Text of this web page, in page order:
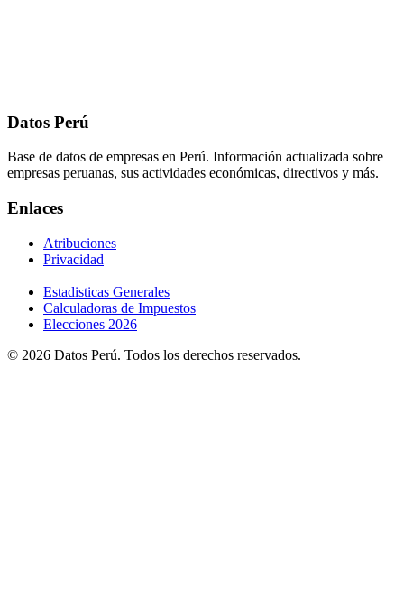
Datos Perú
Base de datos de empresas en Perú. Información actualizada sobre
empresas peruanas, sus actividades económicas, directivos y más.
Enlaces
Atribuciones
Privacidad
Estadisticas Generales
Calculadoras de Impuestos
Elecciones 2026
© 2026 Datos Perú. Todos los derechos reservados.